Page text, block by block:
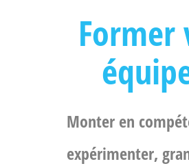
Former
Monter en
expérimenter,